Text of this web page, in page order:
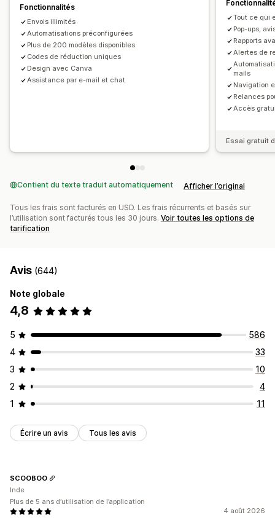
Campagnes au compte-gouttes
Avis sur les produits
Gestion des campagnes
Outil d’édition Modèles Traduction
Code personnalisé Édition en bloc
Import et export
Liste de collecte d’adresses e-mail
Liste de collecte de SMS
Déclencheurs et règles
Géolocalisation Segmentation
Rapports
Analyses de données Suivi
Fonctionnalités
Envois illimités
Automatisations préconfigurées
Plus de 200 modèles disponibles
Codes de réduction uniques
Design avec Canva
Assistance par e-mail et chat
Tout ce qui
Pop-ups,
Rapports
Alertes de
mails
Navigation
Relances
Accès
Essai gratuit
Contient du texte traduit automatiquement Afficher l’original
Tous les frais sont facturés en USD. Les frais récurrents et basés sur
l’utilisation sont facturés tous les 30 jours. Voir toutes les options de
tarification
Avis (644)
Note globale
4,8
5
586
4
33
3
10
2
4
1
11
Écrire un avis Tous les avis
4 août 2026
SCOOBOO
Inde
Plus de 5 ans d’utilisation de l’application